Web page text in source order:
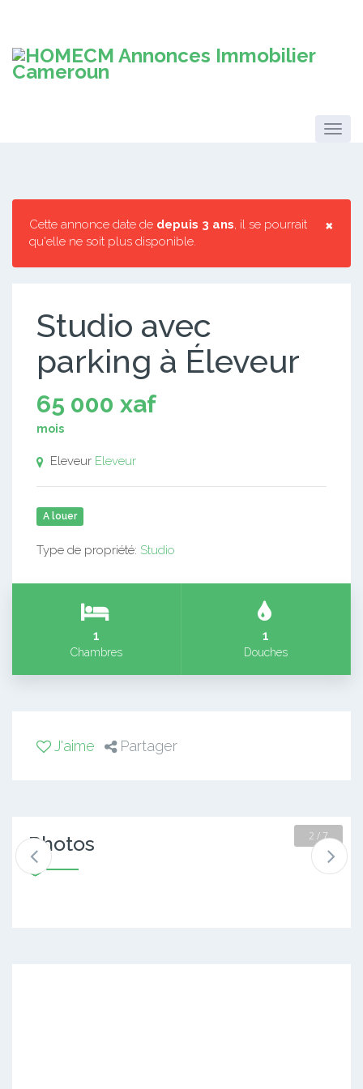
×
Cette annonce date de depuis 3 ans, il se pourrait
qu'elle ne soit plus disponible.
Studio avec
parking à Éleveur
65 000 xaf
mois
Eleveur Eleveur
A louer
Type de propriété: Studio
1
Chambres
1
Douches
J'aime Partager
Photos 3 / 7